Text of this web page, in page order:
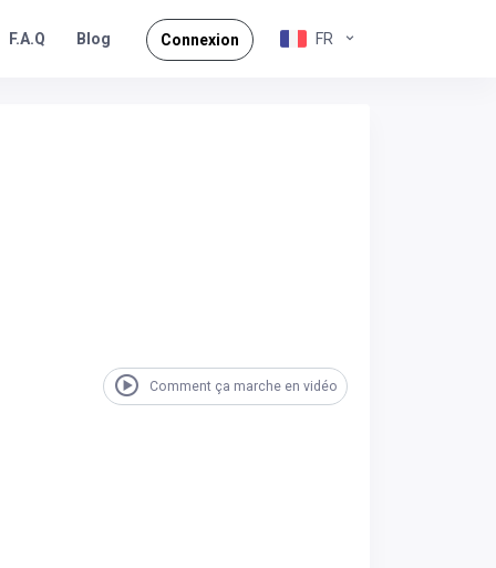
F.A.Q Blog Connexion FR
Comment ça marche en vidéo